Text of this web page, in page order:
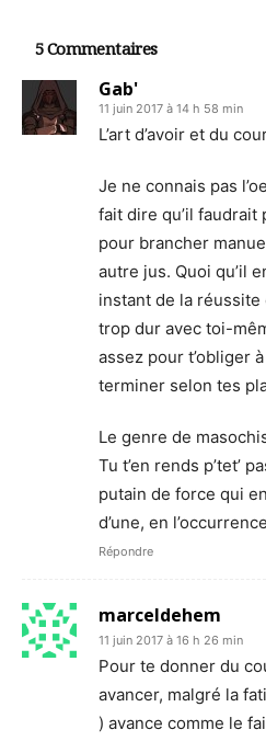
5 Commentaires
Gab'
11 juin 2017 à 14 h 58 min
L’art d’avoir et du
Je ne connais pas
fait dire qu’il
pour brancher
autre jus. Quoi qu’il
instant de la
trop dur avec toi-
assez pour t’obliger
terminer selon tes
Le genre de
Tu t’en rends p’tet’
putain de force qui
d’une, en
Répondre
marceldehem
11 juin 2017 à 16 h 26 min
Pour te donner du
avancer, malgré la
) avance comme le